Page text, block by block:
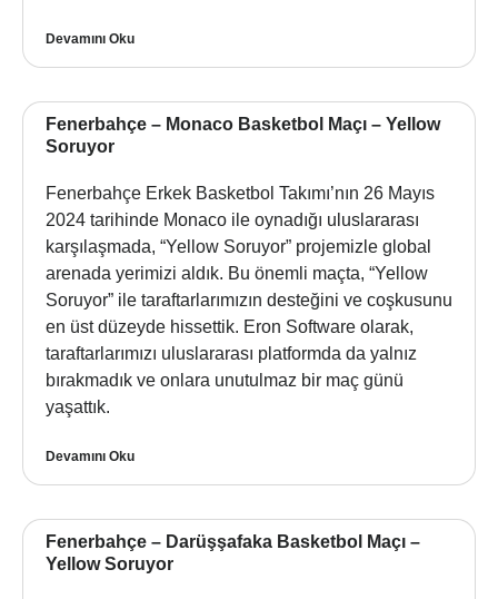
Devamını Oku
Fenerbahçe – Monaco Basketbol Maçı – Yellow
Soruyor
Fenerbahçe Erkek Basketbol Takımı’nın 26 Mayıs
2024 tarihinde Monaco ile oynadığı uluslararası
karşılaşmada, “Yellow Soruyor” projemizle global
arenada yerimizi aldık. Bu önemli maçta, “Yellow
Soruyor” ile taraftarlarımızın desteğini ve coşkusunu
en üst düzeyde hissettik. Eron Software olarak,
taraftarlarımızı uluslararası platformda da yalnız
bırakmadık ve onlara unutulmaz bir maç günü
yaşattık.
Devamını Oku
Fenerbahçe – Darüşşafaka Basketbol Maçı –
Yellow Soruyor